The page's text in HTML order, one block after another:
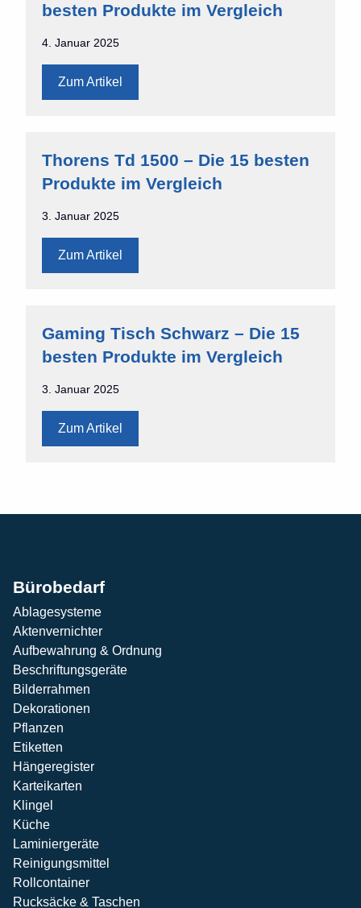
besten Produkte im Vergleich
4. Januar 2025
Zum Artikel
Thorens Td 1500 – Die 15 besten
Produkte im Vergleich
3. Januar 2025
Zum Artikel
Gaming Tisch Schwarz – Die 15
besten Produkte im Vergleich
3. Januar 2025
Zum Artikel
Bürobedarf
Ablagesysteme
Aktenvernichter
Aufbewahrung & Ordnung
Beschriftungsgeräte
Bilderrahmen
Dekorationen
Pflanzen
Etiketten
Hängeregister
Karteikarten
Klingel
Küche
Laminiergeräte
Reinigungsmittel
Rollcontainer
Rucksäcke & Taschen